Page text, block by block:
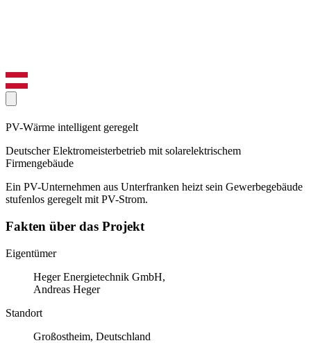
PV-Wärme intelligent geregelt
Deutscher Elektromeisterbetrieb mit solarelektrischem
Firmengebäude
Ein PV-Unternehmen aus Unterfranken heizt sein Gewerbegebäude
stufenlos geregelt mit PV-Strom.
Fakten über das Projekt
Eigentümer
Heger Energietechnik GmbH,
Andreas Heger
Standort
Großostheim, Deutschland